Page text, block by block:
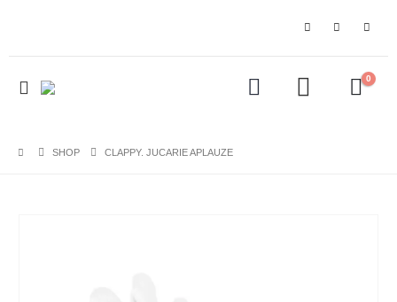
0
SHOP CLAPPY. JUCARIE APLAUZE